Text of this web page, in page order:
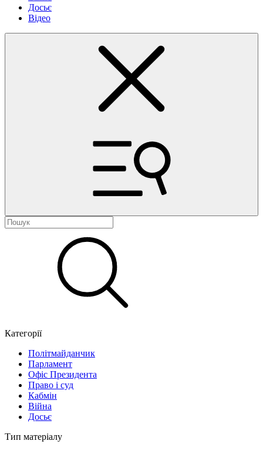
Досьє
Відео
Категорії
Політмайданчик
Парламент
Офіс Президента
Право і суд
Кабмін
Війна
Досьє
Тип матеріалу